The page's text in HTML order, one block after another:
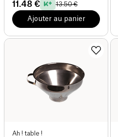
11.48 € 13.50 €
Ajouter au panier
Ah ! table !